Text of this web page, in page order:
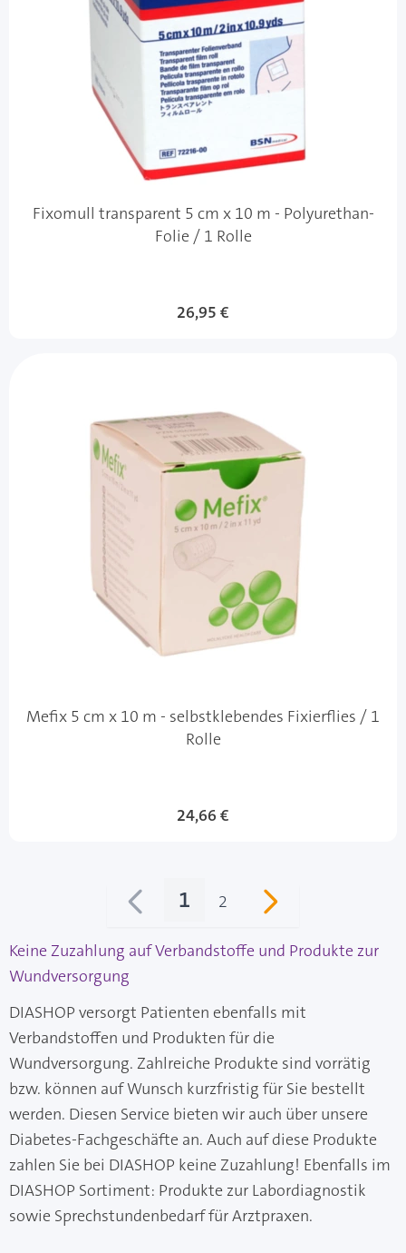
Fixomull transparent 5 cm x 10 m - Polyurethan-
Folie / 1 Rolle
26,95 €
Mefix 5 cm x 10 m - selbstklebendes Fixierflies / 1
Rolle
24,66 €
Sie lesen gerade Seite
1 Seite
2
Keine Zuzahlung auf Verbandstoffe und Produkte zur
Wundversorgung
DIASHOP versorgt Patienten ebenfalls mit
Verbandstoffen und Produkten für die
Wundversorgung. Zahlreiche Produkte sind vorrätig
bzw. können auf Wunsch kurzfristig für Sie bestellt
werden. Diesen Service bieten wir auch über unsere
Diabetes-Fachgeschäfte an. Auch auf diese Produkte
zahlen Sie bei DIASHOP keine Zuzahlung! Ebenfalls im
DIASHOP Sortiment: Produkte zur Labordiagnostik
sowie Sprechstundenbedarf für Arztpraxen.